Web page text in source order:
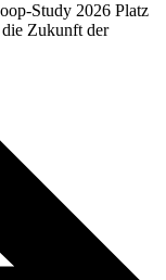
Study 2026 Platz
Zukunft der